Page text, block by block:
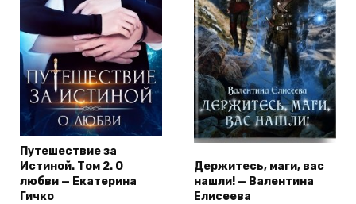
Путешествие за
Истиной. Том 2. О
любви — Екатерина
Гичко
Держитесь, маги, вас
нашли! — Валентина
Елисеева